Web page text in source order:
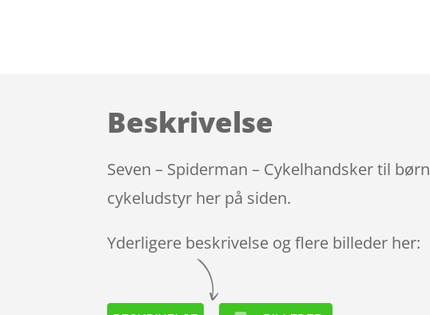
Beskrivelse
Seven – Spiderman – Cykelhandsker til
cykeludstyr her på siden.
Yderligere beskrivelse og flere billeder her: